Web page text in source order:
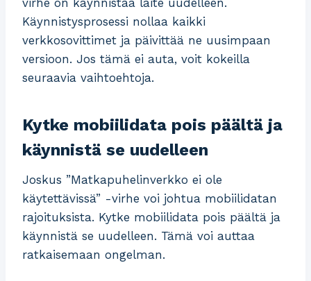
Käynnistysprosessi nollaa kaikki
verkkosovittimet ja päivittää ne uusimpaan
versioon. Jos tämä ei auta, voit kokeilla
seuraavia vaihtoehtoja.
Kytke mobiilidata pois päältä ja
käynnistä se uudelleen
Joskus ”Matkapuhelinverkko ei ole
käytettävissä” -virhe voi johtua mobiilidatan
rajoituksista. Kytke mobiilidata pois päältä ja
käynnistä se uudelleen. Tämä voi auttaa
ratkaisemaan ongelman.